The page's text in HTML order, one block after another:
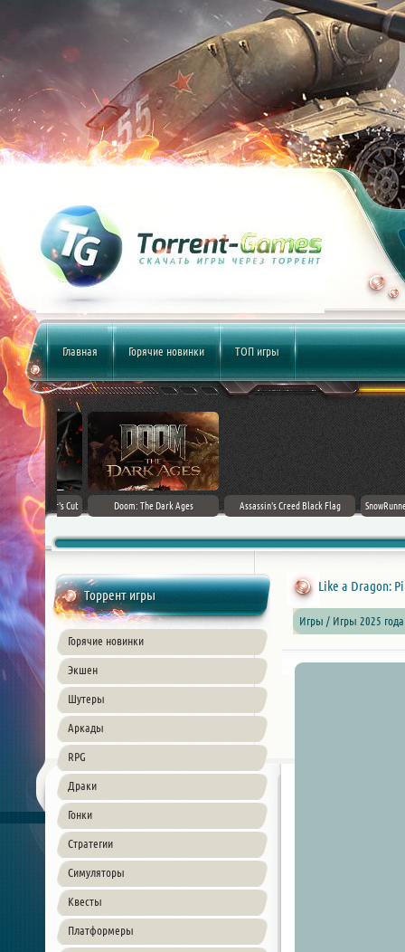
Главная Горячие новинки ТОП игры
Cut
DLC] (2024)
Doom: The Dark Ages
Assassin's Creed Black Flag
SnowRunner -
Торрент игры
Горячие новинки
Экшен
Шутеры
Аркады
RPG
Драки
Гонки
Стратегии
Симуляторы
Квесты
Платформеры
Like a Dragon:
Игры / Игры 2025